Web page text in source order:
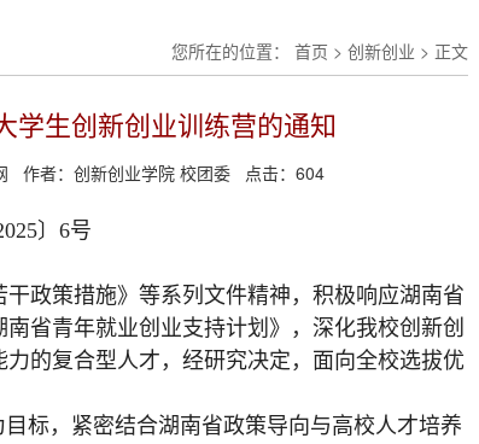
您所在的位置： 首页 > 创新创业 > 正文
学生创新创业训练营的通知
作者： 创新创业学院 校团委点击： 604
〕6号
政策措施》等系列文件精神，积极响应湖南省
省青年就业创业支持计划》，深化我校创新创
的复合型人才，经研究决定，面向全校选拔优
标，紧密结合湖南省政策导向与高校人才培养